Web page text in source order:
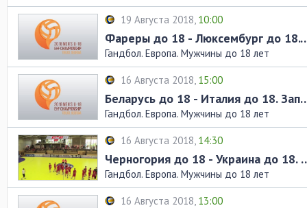
19 Августа 2018, 10:00
Фареры до 18 -
Гандбол. Европа. Мужчины до 18 лет
16 Августа 2018, 15:00
Беларусь до 18 -
Гандбол. Европа. Мужчины до 18 лет
16 Августа 2018, 14:30
Черногория до
Гандбол. Европа. Мужчины до 18 лет
16 Августа 2018, 13:00